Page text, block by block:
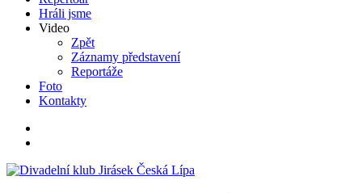
Hráli jsme
Video
Zpět
Záznamy představení
Reportáže
Foto
Kontakty